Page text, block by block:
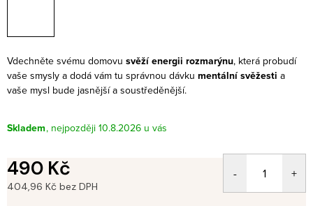
Vdechněte svému domovu svěží energii rozmarýnu, která probudí
vaše smysly a dodá vám tu správnou dávku mentální svěžesti a
vaše mysl bude jasnější a soustředěnější.
Skladem 10.8.2026
490 Kč
404,96 Kč bez DPH